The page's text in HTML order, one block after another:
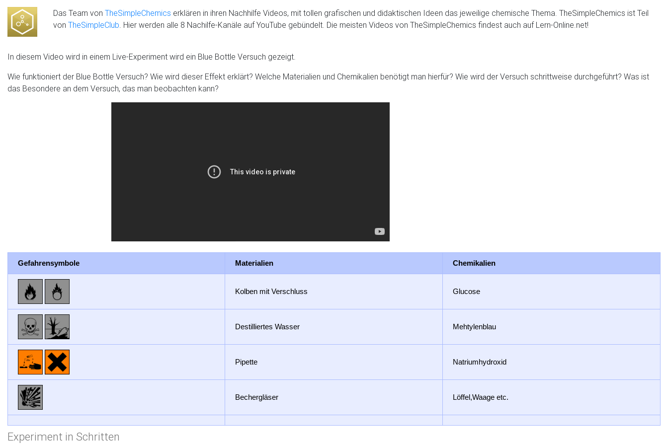
Das Team von TheSimpleChemics erklären in ihren Nachhilfe Videos, mit tollen grafischen und didaktischen Ideen das jeweilige chemische Thema. TheSimpleChemics ist Teil
von TheSimpleClub. Hier werden alle 8 Nachilfe-Kanäle auf YouTube gebündelt. Die meisten Videos von TheSimpleChemics findest auch auf Lern-Online.net!
In diesem Video wird in einem Live-Experiment wird ein Blue Bottle Versuch gezeigt.
Wie funktioniert der Blue Bottle Versuch? Wie wird dieser Effekt erklärt? Welche Materialien und Chemikalien benötigt man hierfür? Wie wird der Versuch schrittweise durchgeführt? Was ist
das Besondere an dem Versuch, das man beobachten kann?
Gefahrensymbole Materialien Chemikalien
Kolben mit Verschluss Glucose
Destilliertes Wasser Mehtylenblau
Pipette Natriumhydroxid
Bechergläser Löffel,Waage etc.
Experiment in Schritten